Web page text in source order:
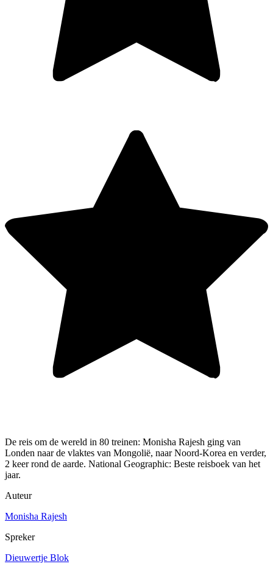
De reis om de wereld in 80 treinen: Monisha Rajesh ging van
Londen naar de vlaktes van Mongolië, naar Noord-Korea en verder,
2 keer rond de aarde. National Geographic: Beste reisboek van het
jaar.
Auteur
Monisha Rajesh
Spreker
Dieuwertje Blok